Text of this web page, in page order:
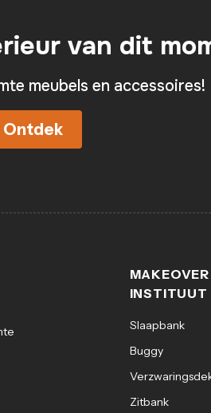
van dit
meubels en accessoires!
Ontdek
INSTITUUT
Slaapbank
Buggy
Zitbank